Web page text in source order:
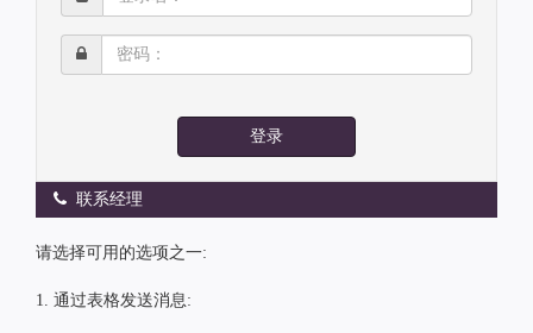
录
名：
码：
登录
联系经理
请选择可用的选项之一:
1. 通过表格发送消息: